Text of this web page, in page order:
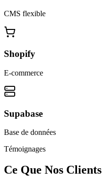
CMS flexible
Shopify
E-commerce
Supabase
Base de données
Témoignages
Ce Que Nos